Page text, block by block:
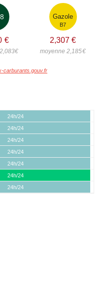
€
€
Gazole
B7
2,307 €
moyenne 2,185€
carburants.gouv.fr
24h/24
24h/24
24h/24
24h/24
24h/24
24h/24
24h/24